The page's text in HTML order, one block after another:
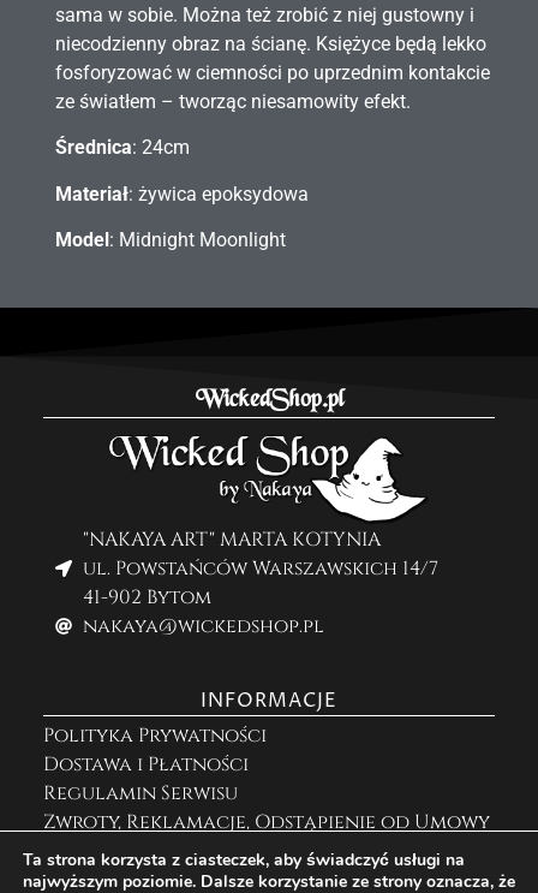
sama w sobie. Można też zrobić z niej gustowny i
niecodzienny obraz na ścianę. Księżyce będą lekko
fosforyzować w ciemności po uprzednim kontakcie
ze światłem – tworząc niesamowity efekt.
Średnica: 24cm
Materiał: żywica epoksydowa
Model : Midnight Moonlight
WickedShop.pl
"NAKAYA ART" MARTA KOTYNIA
ul. Powstańców Warszawskich 14/7
41-902 Bytom
nakaya@wickedshop.pl
INFORMACJE
Polityka Prywatności
Dostawa i Płatności
Regulamin Serwisu
Zwroty, Reklamacje, Odstąpienie od Umowy
ZNAJDZIESZ MNIE NA
Ta strona korzysta z ciasteczek, aby świadczyć usługi na
najwyższym poziomie. Dalsze korzystanie ze strony oznacza, że